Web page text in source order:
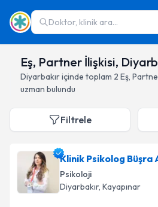
Doktor, klinik ara...
Eş, Partner İlişkisi,
Diyarbakıriçinde toplam 2 Eş,
uzman bulundu
Filtrele
Klinik Psikolog Büşra
Psikoloji
Diyarbakır, Kayapınar